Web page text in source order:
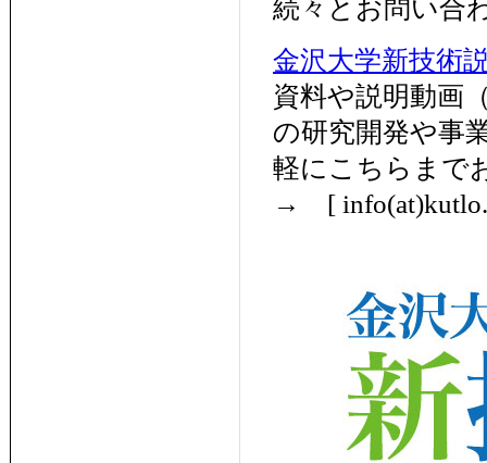
続々とお問い合
金沢大学新技術
資料や説明動画
の研究開発や事
軽にこちらまで
→ [